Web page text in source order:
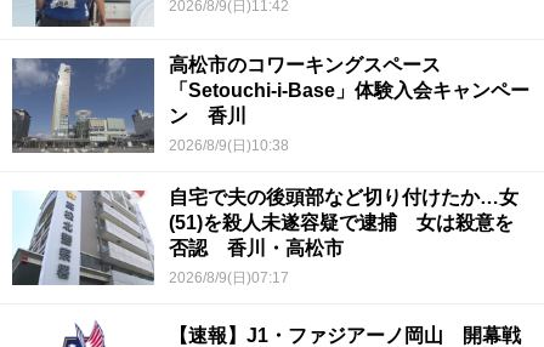
2026/8/9(日)11:42
高松市のコワーキングスペース
「Setouchi-i-Base」体験入会キャンペー
ン 香川
2026/8/9(日)10:38
自宅で夫の後頭部など切り付けたか…女
(51)を殺人未遂容疑で逮捕 女は殺意を
否認 香川・高松市
2026/8/9(日)07:17
【速報】J1・ファジアーノ岡山 開幕戦